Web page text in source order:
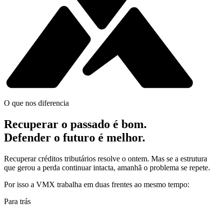
O que nos diferencia
Recuperar o passado é bom.
Defender o futuro é melhor.
Recuperar créditos tributários resolve o ontem. Mas se a estrutura
que gerou a perda continuar intacta, amanhã o problema se repete.
Por isso a VMX trabalha em duas frentes ao mesmo tempo:
Para trás